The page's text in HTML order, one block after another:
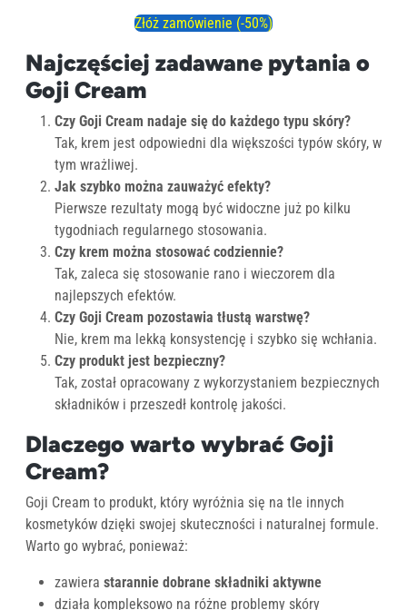
Złóż zamówienie (-50%)
Najczęściej zadawane pytania o
Goji Cream
Czy Goji Cream nadaje się do każdego typu skóry?
Tak, krem jest odpowiedni dla większości typów skóry, w
tym wrażliwej.
Jak szybko można zauważyć efekty?
Pierwsze rezultaty mogą być widoczne już po kilku
tygodniach regularnego stosowania.
Czy krem można stosować codziennie?
Tak, zaleca się stosowanie rano i wieczorem dla
najlepszych efektów.
Czy Goji Cream pozostawia tłustą warstwę?
Nie, krem ma lekką konsystencję i szybko się wchłania.
Czy produkt jest bezpieczny?
Tak, został opracowany z wykorzystaniem bezpiecznych
składników i przeszedł kontrolę jakości.
Dlaczego warto wybrać Goji
Cream?
Goji Cream to produkt, który wyróżnia się na tle innych
kosmetyków dzięki swojej skuteczności i naturalnej formule.
Warto go wybrać, ponieważ:
zawiera starannie dobrane składniki aktywne
działa kompleksowo na różne problemy skóry